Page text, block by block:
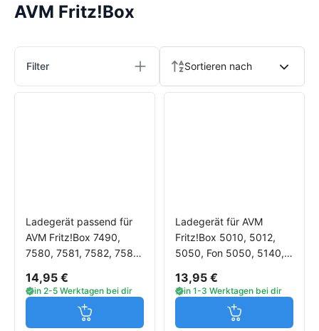
AVM Fritz!Box
Produkte
Filter Sortieren nach
Ladegerät passend für
AVM Fritz!Box 7490,
7580, 7581, 7582, 7583,
14,95 €
in 2-5 Werktagen bei dir
Jetzt in den Warenkorb
Ladegerät für AVM
Fritz!Box 5010, 5012,
5050, Fon 5050, 5140,
6360, 6810, 6840
13,95 €
in 1-3 Werktagen bei dir
Jetzt in den